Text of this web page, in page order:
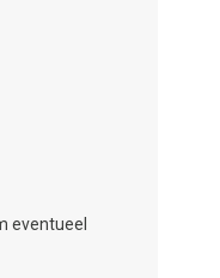
eventueel